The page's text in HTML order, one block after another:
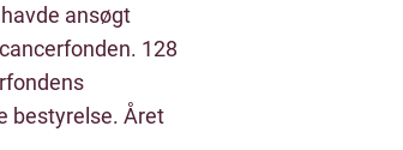
ansøgt
128
bestyrelse. Året